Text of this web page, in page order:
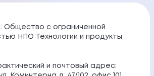
Общество с ограниченной
НПО Технологии и продукты
и почтовый адрес: